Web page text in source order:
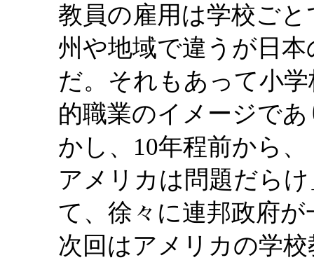
教員の雇用は学校ご
州や地域で違うが日
だ。それもあって小
的職業のイメージで
かし、10年程前から
アメリカは問題だら
て、徐々に連邦政府
次回はアメリカの学